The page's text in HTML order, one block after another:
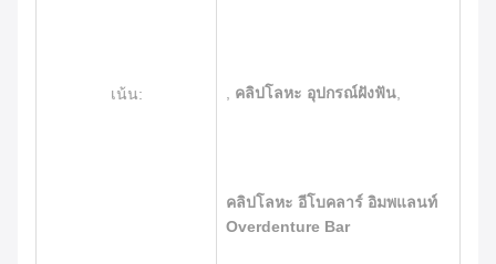
เน้น: คลิปโลหะ อุปกรณ์ฝังฟัน
คลิปโลหะ อีโบคลาร์ อิมพแลนท์
Overdenture Bar